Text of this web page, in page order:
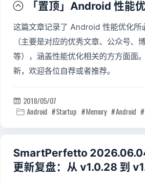
 「置顶」Android 性能
这篇文章记录了 Android 性能优化所
（主要是对应的优秀文章、公众号、
等），涵盖性能优化相关的方方面面
新，欢迎各位自荐或者推荐。
 2018/05/07
 Android Startup Memory Android
SmartPerfetto
更新复盘：从 v1.0.28 到